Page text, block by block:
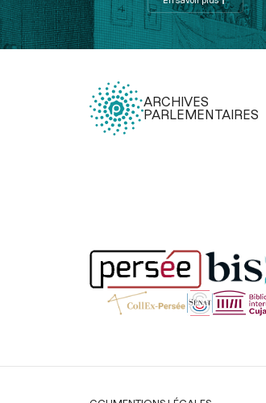
ARCHIVES
PARLEMENTAIRES
Légal